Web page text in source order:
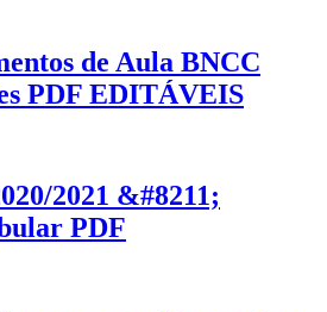
de Aula BNCC
PDF EDITÁVEIS
2021 &#8211;
PDF